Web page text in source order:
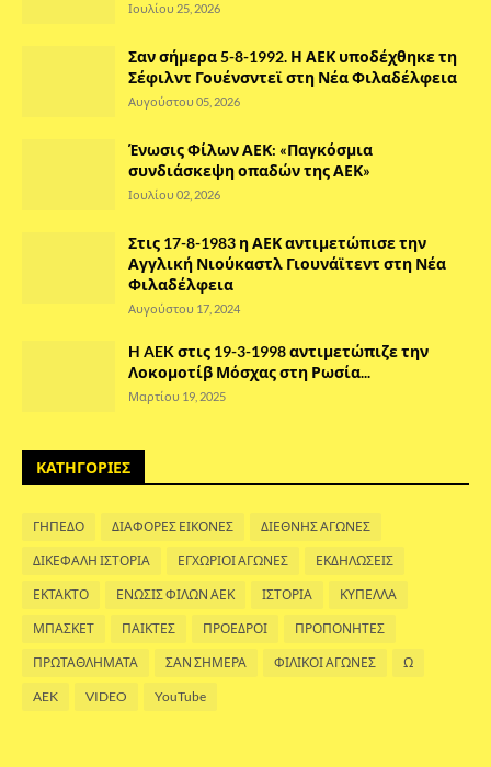
Ιουλίου 25, 2026
Σαν σήμερα 5-8-1992. Η ΑΕΚ υποδέχθηκε τη
Σέφιλντ Γουένσντεϊ στη Νέα Φιλαδέλφεια
Αυγούστου 05, 2026
Ένωσις Φίλων ΑΕΚ: «Παγκόσμια
συνδιάσκεψη οπαδών της ΑΕΚ»
Ιουλίου 02, 2026
Στις 17-8-1983 η ΑΕΚ αντιμετώπισε την
Αγγλική Νιούκαστλ Γιουνάϊτεντ στη Νέα
Φιλαδέλφεια
Αυγούστου 17, 2024
H AEK στις 19-3-1998 αντιμετώπιζε την
Λοκομοτίβ Μόσχας στη Ρωσία...
Μαρτίου 19, 2025
ΚΑΤΗΓΟΡΙΕΣ
ΓΗΠΕΔΟ ΔΙΑΦΟΡΕΣ ΕΙΚΟΝΕΣ ΔΙΕΘΝΗΣ ΑΓΩΝΕΣ
ΔΙΚΕΦΑΛΗ ΙΣΤΟΡΙΑ ΕΓΧΩΡΙΟΙ ΑΓΩΝΕΣ ΕΚΔΗΛΩΣΕΙΣ
ΕΚΤΑΚΤΟ ΕΝΩΣΙΣ ΦΙΛΩΝ ΑΕΚ ΙΣΤΟΡΙΑ ΚΥΠΕΛΛΑ
ΜΠΑΣΚΕΤ ΠΑΙΚΤΕΣ ΠΡΟΕΔΡΟΙ ΠΡΟΠΟΝΗΤΕΣ
ΠΡΩΤΑΘΛΗΜΑΤΑ ΣΑΝ ΣΗΜΕΡΑ ΦΙΛΙΚΟΙ ΑΓΩΝΕΣ Ω
AEK VIDEO YouTube